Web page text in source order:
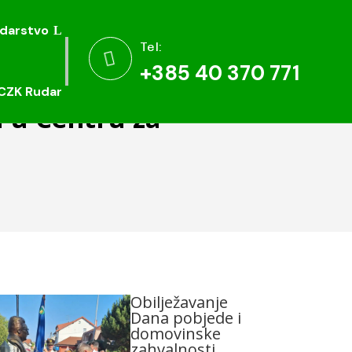
Rudar

Tel:
+385 40 370 771
Rudar

Tel:
+385 40 370 771
Centru za
Obilježavanje
Dana pobjede i
domovinske